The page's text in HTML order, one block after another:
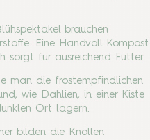
brauchen
Eine Handvoll Kompost
sorgt für ausreichend Futter.
man die frostempfindlichen
wie Dahlien, in einer Kiste
Ort lagern.
bilden die Knollen